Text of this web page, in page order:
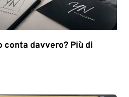
conta davvero? Più di